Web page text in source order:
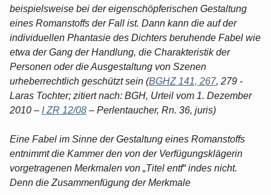
beispielsweise bei der eigenschöpferischen Gestaltung
eines Romanstoffs der Fall ist. Dann kann die auf der
individuellen Phantasie des Dichters beruhende Fabel wie
etwa der Gang der Handlung, die Charakteristik der
Personen oder die Ausgestaltung von Szenen
urheberrechtlich geschützt sein (BGHZ 141, 267, 279 -
Laras Tochter; zitiert nach: BGH, Urteil vom 1. Dezember
2010 – I ZR 12/08 – Perlentaucher, Rn. 36, juris)
Eine Fabel im Sinne der Gestaltung eines Romanstoffs
entnimmt die Kammer den von der Verfügungsklägerin
vorgetragenen Merkmalen von „Titel entf“ indes nicht.
Denn die Zusammenfügung der Merkmale